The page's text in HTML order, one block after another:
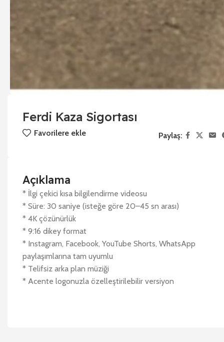
Ferdi Kaza Sigortası
Favorilere ekle Paylaş:
Açıklama
* İlgi çekici kısa bilgilendirme videosu
* Süre: 30 saniye (isteğe göre 20–45 sn arası)
* 4K çözünürlük
* 9:16 dikey format
* Instagram, Facebook, YouTube Shorts, WhatsApp
paylaşımlarına tam uyumlu
* Telifsiz arka plan müziği
* Acente logonuzla özelleştirilebilir versiyon